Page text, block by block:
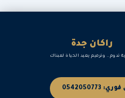
راكان جدة
تدوم.. وترميم يعيد الحياة لمبناك